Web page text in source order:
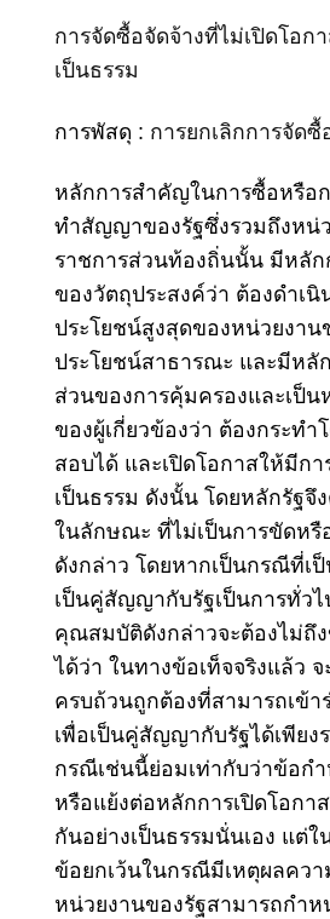
การจัดซื้อจัดจ้างที่ไม่เปิดโอก
เป็นธรรม
การพัสดุ : การยกเลิกการจัดซื้
หลักการสําคัญในการซื้อหรือ
ทําสัญญาของรัฐซึ่งรวมถึงหน่
ราชการส่วนท้องถิ่นนั้น มีหลั
ของวัตถุประสงค์ว่า ต้องดําเนิ
ประโยชน์สูงสุดของหน่วยงาน
ประโยชน์สาธารณะ และมีหลั
ส่วนของการคุ้มครองและเป็
ของผู้เกี่ยวข้องว่า ต้องกระทํา
สอบได้ และเปิดโอกาสให้มีก
เป็นธรรม ดังนั้น โดยหลักรัฐจึ
ในลักษณะ ที่ไม่เป็นการขัดหรื
ดังกล่าว โดยหากเป็นกรณีที่เป็
เป็นคู่สัญญากับรัฐเป็นการทั่ว
คุณสมบัติดังกล่าวจะต้องไม่ถึ
ได้ว่า ในทางข้อเท็จจริงแล้ว
ครบถ้วนถูกต้องที่สามารถเข้า
เพื่อเป็นคู่สัญญากับรัฐได้เพียงร
กรณีเช่นนี้ย่อมเท่ากับว่าข้อกํ
หรือแย้งต่อหลักการเปิดโอกา
กันอย่างเป็นธรรมนั่นเอง แต่
ข้อยกเว้นในกรณีมีเหตุผลควา
หน่วยงานของรัฐสามารถกํา